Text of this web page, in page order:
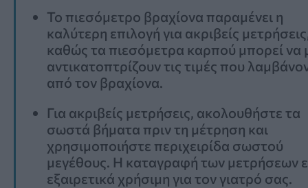
Το πιεσόμετρο βραχίονα παραμένει η
καλύτερη επιλογή για ακριβείς
καθώς τα πιεσόμετρα καρπού μπορεί να
αντικατοπτρίζουν τις τιμές που
από τον βραχίονα.
Για ακριβείς μετρήσεις, ακολουθήστε τα
σωστά βήματα πριν τη μέτρηση και
χρησιμοποιήστε περιχειρίδα σωστού
μεγέθους. Η καταγραφή των μετρήσεων
εξαιρετικά χρήσιμη για τον γιατρό σας.